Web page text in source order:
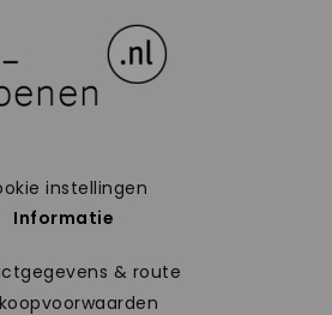
instellingen
Informatie
& route